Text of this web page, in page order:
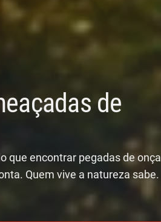
de
que encontrar pegadas de onça
Quem vive a natureza sabe.